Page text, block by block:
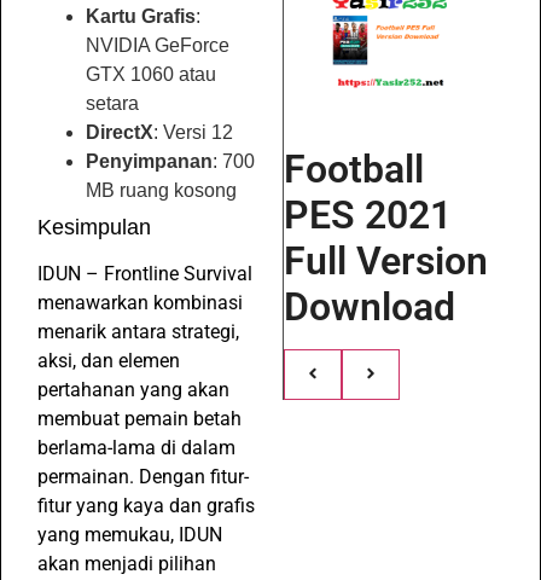
Kartu Grafis:
NVIDIA GeForce
GTX 1060 atau
setara
DirectX: Versi 12
Penyimpanan: 700
MB ruang kosong
Kesimpulan
IDUN – Frontline Survival
menawarkan kombinasi
menarik antara strategi,
aksi, dan elemen
pertahanan yang akan
membuat pemain betah
berlama-lama di dalam
permainan. Dengan fitur-
fitur yang kaya dan grafis
yang memukau, IDUN
akan menjadi pilihan
Football
PES 2021
Full Version
Download